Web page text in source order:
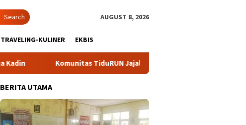
Search AUGUST 8, 2026
TRAVELING-KULINER EKBIS
Komunitas TiduRUN Jajal Jalur Baru Trekking dan Trail Run
BERITA UTAMA